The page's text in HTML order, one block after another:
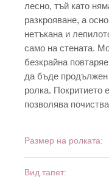
лесно, тъй като
разкрояване, а
нетъкана и
само на стената.
безкрайна
да бъде
ролка. Покритието
позволява
Размер на ролката:
Вид тапет: